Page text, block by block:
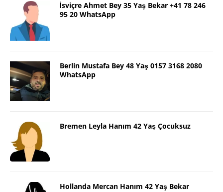
İsviçre Ahmet Bey 35 Yaş Bekar +41 78 246
95 20 WhatsApp
Berlin Mustafa Bey 48 Yaş 0157 3168 2080
WhatsApp
Bremen Leyla Hanım 42 Yaş Çocuksuz
Hollanda Mercan Hanım 42 Yaş Bekar